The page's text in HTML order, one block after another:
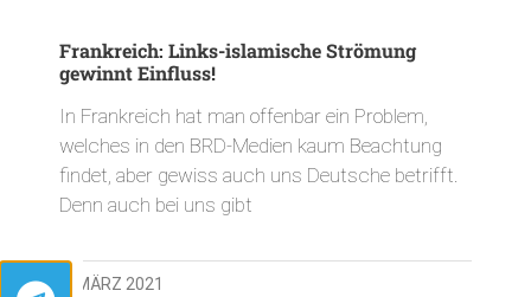
Frankreich: Links-islamische Strömung
gewinnt Einfluss!
In Frankreich hat man offenbar ein Problem,
welches in den BRD-Medien kaum Beachtung
findet, aber gewiss auch uns Deutsche betrifft.
Denn auch bei uns gibt
4. MÄRZ 2021